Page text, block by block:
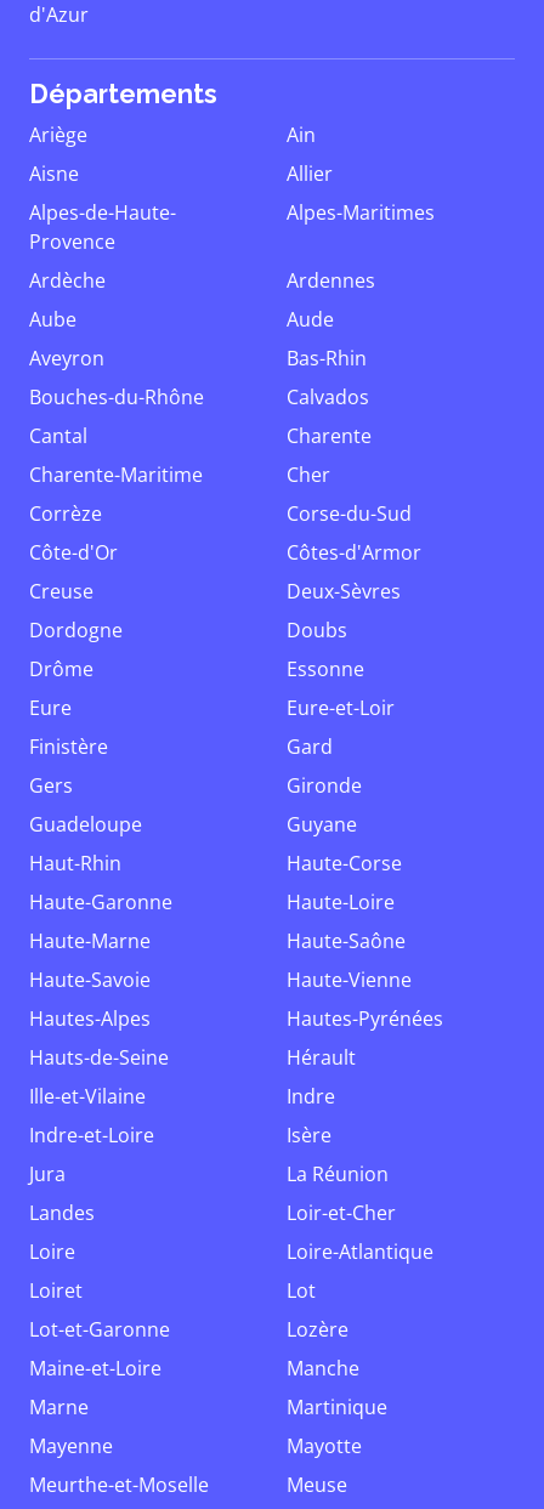
d'Azur
Départements
Ariège
Ain
Aisne
Allier
Alpes-de-Haute-
Provence
Alpes-Maritimes
Ardèche
Ardennes
Aube
Aude
Aveyron
Bas-Rhin
Bouches-du-Rhône
Calvados
Cantal
Charente
Charente-Maritime
Cher
Corrèze
Corse-du-Sud
Côte-d'Or
Côtes-d'Armor
Creuse
Deux-Sèvres
Dordogne
Doubs
Drôme
Essonne
Eure
Eure-et-Loir
Finistère
Gard
Gers
Gironde
Guadeloupe
Guyane
Haut-Rhin
Haute-Corse
Haute-Garonne
Haute-Loire
Haute-Marne
Haute-Saône
Haute-Savoie
Haute-Vienne
Hautes-Alpes
Hautes-Pyrénées
Hauts-de-Seine
Hérault
Ille-et-Vilaine
Indre
Indre-et-Loire
Isère
Jura
La Réunion
Landes
Loir-et-Cher
Loire
Loire-Atlantique
Loiret
Lot
Lot-et-Garonne
Lozère
Maine-et-Loire
Manche
Marne
Martinique
Mayenne
Mayotte
Meurthe-et-Moselle
Meuse